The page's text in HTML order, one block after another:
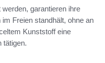
garantieren ihre
Freien standhält, ohne an
Kunststoff eine
tätigen.